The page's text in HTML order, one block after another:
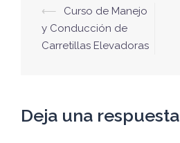
Navegación
de
entradas
⟵
Curso de Manejo
y Conducción de
Carretillas Elevadoras
Deja una respuesta